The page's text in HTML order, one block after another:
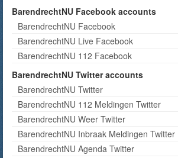
BarendrechtNU Facebook accounts
BarendrechtNU Facebook
BarendrechtNU Live Facebook
BarendrechtNU 112 Facebook
BarendrechtNU Twitter accounts
BarendrechtNU Twitter
BarendrechtNU 112 Meldingen Twitter
BarendrechtNU Weer Twitter
BarendrechtNU Inbraak Meldingen Twitter
BarendrechtNU Agenda Twitter